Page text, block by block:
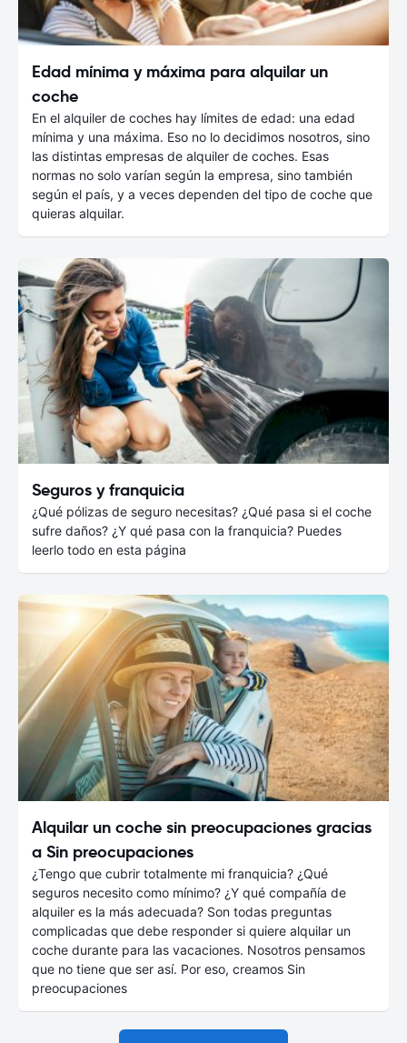
Edad mínima y máxima para alquilar un
coche
En el alquiler de coches hay límites de edad: una edad
mínima y una máxima. Eso no lo decidimos nosotros, sino
las distintas empresas de alquiler de coches. Esas
normas no solo varían según la empresa, sino también
según el país, y a veces dependen del tipo de coche que
quieras alquilar.
Seguros y franquicia
¿Qué pólizas de seguro necesitas? ¿Qué pasa si el coche
sufre daños? ¿Y qué pasa con la franquicia? Puedes
leerlo todo en esta página
Alquilar un coche sin preocupaciones gracias
a Sin preocupaciones
¿Tengo que cubrir totalmente mi franquicia? ¿Qué
seguros necesito como mínimo? ¿Y qué compañía de
alquiler es la más adecuada? Son todas preguntas
complicadas que debe responder si quiere alquilar un
coche durante para las vacaciones. Nosotros pensamos
que no tiene que ser así. Por eso, creamos Sin
preocupaciones